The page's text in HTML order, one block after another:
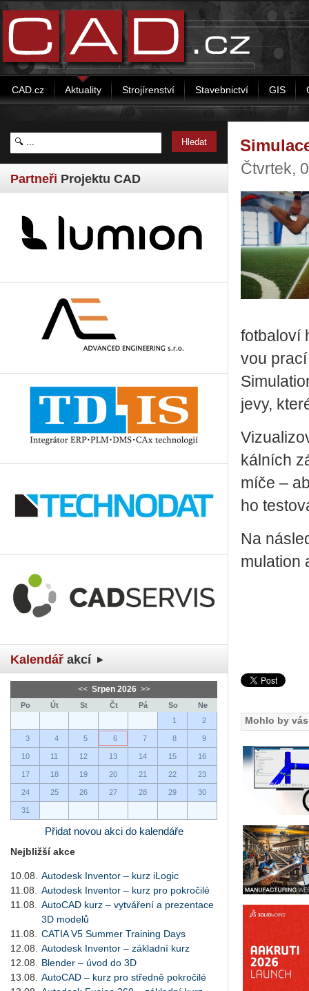
CAD.cz Aktuality Strojírenství Stavebnictví GIS
Partneři Projektu CAD
Kalendář akcí
<< Srpen 2026 >>
Po Út St Čt Pá So
Ne
1
2
3 4 5 6 7 8 9
10 11 12 13 14 15 16
17 18 19 20 21 22 23
24 25 26 27 28 29 30
31
Přidat novou akci do kalendáře
Nejbližší akce
10.08.
Autodesk Inventor – kurz iLogic
11.08.
Autodesk Inventor – kurz pro pokročilé
11.08.
AutoCAD kurz – vytváření a prezentace
3D modelů
11.08.
CATIA V5 Summer Training Days
12.08.
Autodesk Inventor – základní kurz
12.08.
Blender – úvod do 3D
13.08.
AutoCAD – kurz pro středně pokročilé
Čtvrtek,
fot­ba­lo­ví
vou
jevy,
kál­ních
míče –
ho
Na
mu­lati­on
Mohlo by